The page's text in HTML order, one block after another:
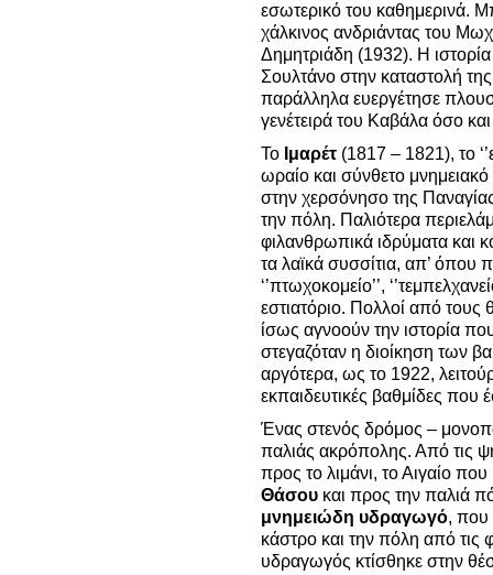
εσωτερικό του καθημερινά.
χάλκινος ανδριάντας του
Δημητριάδη (1932). Η
Σουλτάνο στην καταστολή
παράλληλα ευεργέτησε
γενέτειρά του Καβάλα όσο
Το Ιμαρέτ (1817 – 1821), το
ωραίο και σύνθετο
στην χερσόνησο της
την πόλη. Παλιότερα
φιλανθρωπικά ιδρύματα και
τα λαϊκά συσσίτια, απ’ όπου
‘’πτωχοκομείο’’,
εστιατόριο. Πολλοί από τους
ίσως αγνοούν την ιστορία
στεγαζόταν η διοίκηση των
αργότερα, ως το 1922,
εκπαιδευτικές βαθμίδες που
Ένας στενός δρόμος –
παλιάς ακρόπολης. Από τις
προς το λιμάνι, το Αιγαίο που
Θάσου και προς την παλιά
μνημειώδη υδραγωγό, που
κάστρο και την πόλη από
υδραγωγός κτίσθηκε στην